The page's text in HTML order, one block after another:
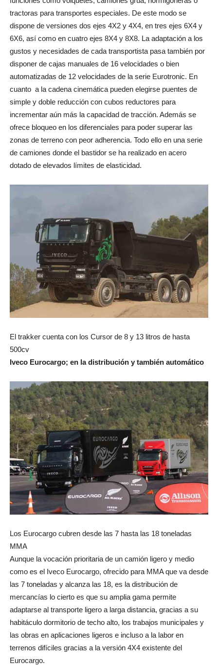
tractoras para transportes especiales. De este modo se
dispone de versiones dos ejes 4X2 y 4X4, en tres ejes 6X4 y
6X6, así como en cuatro ejes 8X4 y 8X8. La adaptación a los
gustos y necesidades de cada transportista pasa también por
disponer de cajas manuales de 16 velocidades o bien
automatizadas de 12 velocidades de la serie Eurotronic. En
cuanto a la cadena cinemática pueden elegirse puentes de
simple y doble reducción con cubos reductores para
incrementar aún más la capacidad de tracción. Además se
ofrece bloqueo en los diferenciales para poder superar las
zonas de terreno con peor adherencia. Todo ello en una serie
de camiones donde el bastidor se ha realizado en acero
dotado de elevados límites de elasticidad.
El trakker cuenta con los Cursor de 8 y 13 litros de hasta
500cv
Iveco Eurocargo; en la distribución y también automático
Los Eurocargo cubren desde las 7 hasta las 18 toneladas
MMA
Aunque la vocación prioritaria de un camión ligero y medio
como es el Iveco Eurocargo, ofrecido para MMA que va desde
las 7 toneladas y alcanza las 18, es la distribución de
mercancías lo cierto es que su amplia gama permite
adaptarse al transporte ligero a larga distancia, gracias a su
habitáculo dormitorio de techo alto, los trabajos municipales y
las obras en aplicaciones ligeros e incluso a la labor en
terrenos difíciles gracias a la versión 4X4 existente del
Eurocargo.